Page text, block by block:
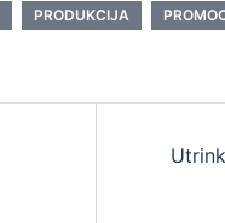
PRODUKCIJA